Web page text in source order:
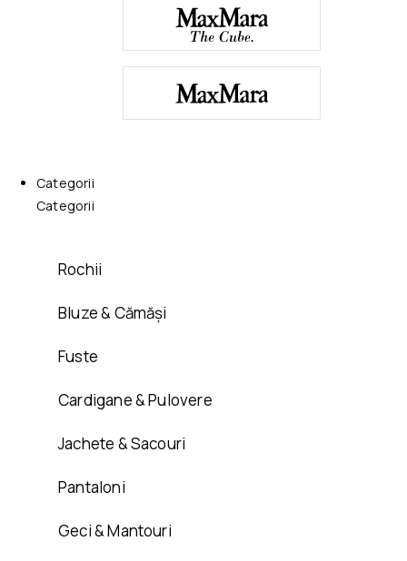
Categorii
Categorii
Rochii
Bluze & Cămăși
Fuste
Cardigane & Pulovere
Jachete & Sacouri
Pantaloni
Geci & Mantouri